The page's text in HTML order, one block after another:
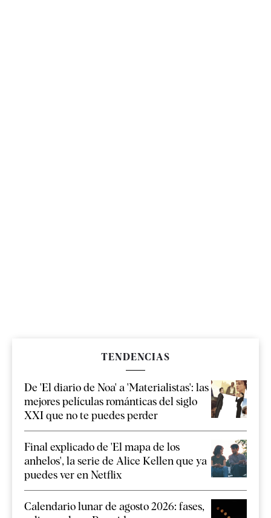
TENDENCIAS
De 'El diario de Noa' a 'Materialistas': las
mejores películas románticas del siglo
XXI que no te puedes perder
Final explicado de 'El mapa de los
anhelos', la serie de Alice Kellen que ya
puedes ver en Netflix
Calendario lunar de agosto 2026: fases,